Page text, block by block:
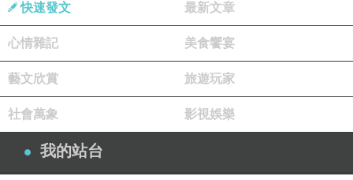
快速發文 最新文章
心情雜記 美食饗宴
藝文欣賞 旅遊玩家
社會萬象 影視娛樂
我的站台